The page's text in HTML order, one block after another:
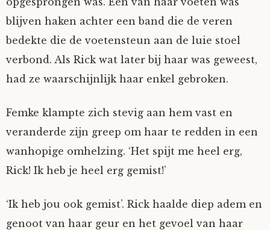
blijven haken achter een band die de veren
bedekte die de voetensteun aan de luie stoel
verbond. Als Rick wat later bij haar was geweest,
had ze waarschijnlijk haar enkel gebroken.
Femke klampte zich stevig aan hem vast en
veranderde zijn greep om haar te redden in een
wanhopige omhelzing. ‘Het spijt me heel erg,
Rick! Ik heb je heel erg gemist!’
‘Ik heb jou ook gemist’. Rick haalde diep adem en
genoot van haar geur en het gevoel van haar